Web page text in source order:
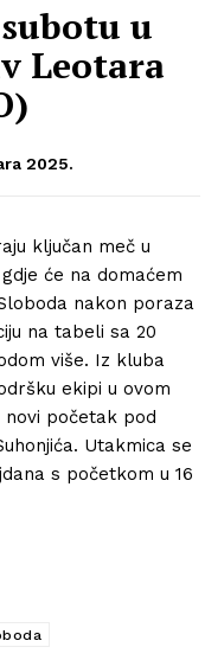
u
Leotara
2025.
ključan meč u
će na domaćem
nakon poraza
na tabeli sa 20
više. Iz kluba
ekipi u ovom
novi početak pod
Utakmica se
s početkom u 16